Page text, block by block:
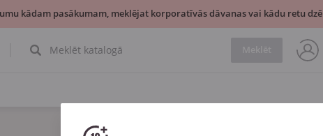
kādam pasākumam, meklējat korporatīvās dāvanas vai kādu retu